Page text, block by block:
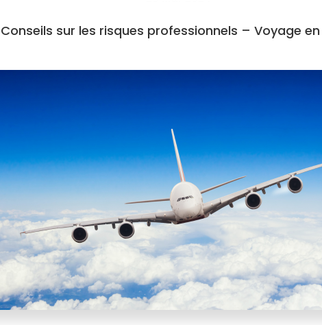
Conseils sur les risques professionnels – Voyage